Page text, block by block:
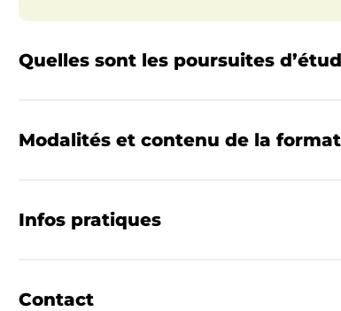
Quelles sont les poursuites
Modalités et contenu de la
Infos pratiques
Contact